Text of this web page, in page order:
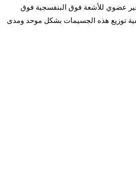
عضوي للأشعة فوق البنفسجية فوق
توزيع هذه الجسيمات بشكل موحد ومدى